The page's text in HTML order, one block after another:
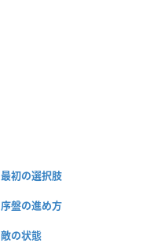
最初の選択肢
序盤の進め方
敵の状態